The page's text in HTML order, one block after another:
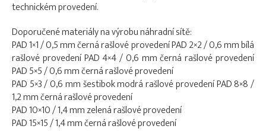
technickém provedení.
Doporučené materiály na výrobu náhradní sítě:
PAD 1×1 / 0,5 mm černá rašlové provedení PAD 2×2 / 0,6 mm bílá
rašlové provedení PAD 4×4 / 0,6 mm černá rašlové provedení
PAD 5×5 / 0,6 mm černá rašlové provedení
PAD 5×3 / 0,6 mm šestibok modrá rašlové provedení PAD 8×8 /
1,2 mm černá rašlové provedení
PAD 10×10 / 1,4 mm zelená rašlové provedení
PAD 15×15 / 1,4 mm černá rašlové provedení